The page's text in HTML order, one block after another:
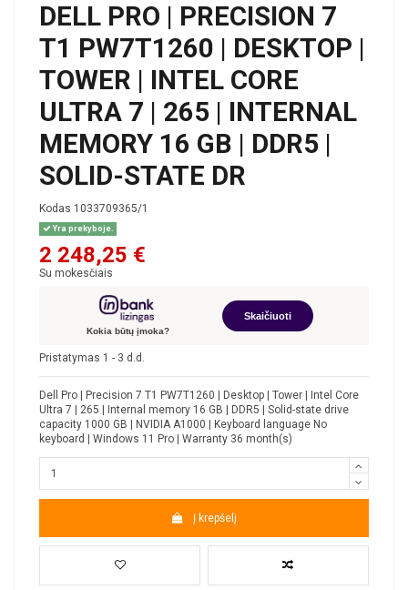
DELL PRO | PRECISION 7
T1 PW7T1260 | DESKTOP |
TOWER | INTEL CORE
ULTRA 7 | 265 | INTERNAL
MEMORY 16 GB | DDR5 |
SOLID-STATE DR
Kodas 1033709365/1
Yra prekyboje.
2 248,25 €
Su mokesčiais
Kokia būtų įmoka?
Skaičiuoti
Pristatymas 1 - 3 d.d.
Dell Pro | Precision 7 T1 PW7T1260 | Desktop | Tower | Intel Core
Ultra 7 | 265 | Internal memory 16 GB | DDR5 | Solid-state drive
capacity 1000 GB | NVIDIA A1000 | Keyboard language No
keyboard | Windows 11 Pro | Warranty 36 month(s)
Į krepšelį